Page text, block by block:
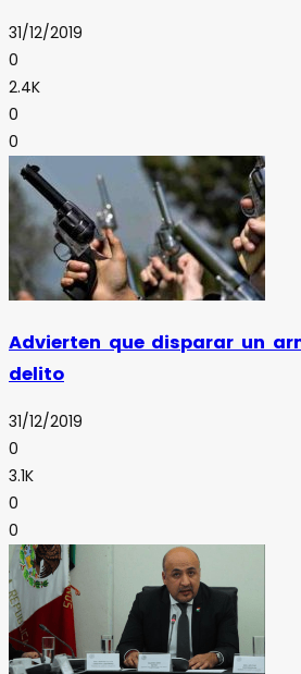
31/12/2019
0
2.4K
0
0
Advierten que disparar un
delito
31/12/2019
0
3.1K
0
0